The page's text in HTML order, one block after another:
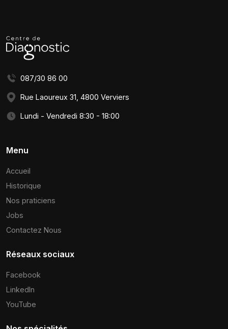
087/30 86 00
Rue Laoureux 31, 4800 Verviers
Lundi - Vendredi 8:30 - 18:00
Menu
Accueil
Historique
Nos praticiens
Jobs
Contactez Nous
Réseaux sociaux
Facebook
LinkedIn
YouTube